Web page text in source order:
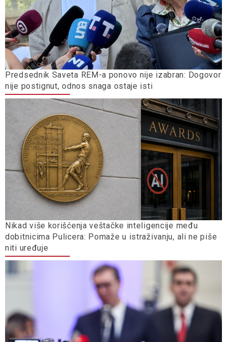
Predsednik Saveta REM-a ponovo nije izabran: Dogovor
nije postignut, odnos snaga ostaje isti
Nikad više korišćenja veštačke inteligencije među
dobitnicima Pulicera: Pomaže u istraživanju, ali ne piše
niti uređuje